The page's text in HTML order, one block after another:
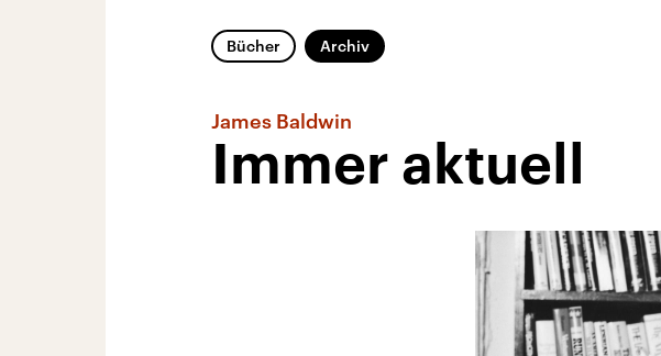
Bücher Archiv
James Baldwin
Immer aktuell